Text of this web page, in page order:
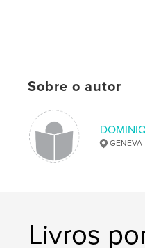
Sobre o autor
GENEVA
Livros